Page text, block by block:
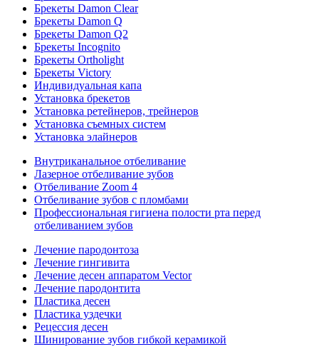
Брекеты Damon Clear
Брекеты Damon Q
Брекеты Damon Q2
Брекеты Incognito
Брекеты Ortholight
Брекеты Victory
Индивидуальная капа
Установка брекетов
Установка ретейнеров, трейнеров
Установка съемных систем
Установка элайнеров
Внутриканальное отбеливание
Лазерное отбеливание зубов
Отбеливание Zoom 4
Отбеливание зубов с пломбами
Профессиональная гигиена полости рта перед
отбеливанием зубов
Лечение пародонтоза
Лечение гингивита
Лечение десен аппаратом Vector
Лечение пародонтита
Пластика десен
Пластика уздечки
Рецессия десен
Шинирование зубов гибкой керамикой